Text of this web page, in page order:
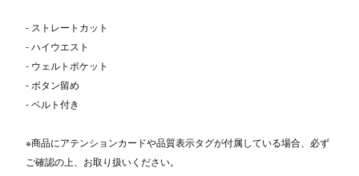
- ストレートカット
- ハイウエスト
- ウェルトポケット
- ボタン留め
- ベルト付き
※商品にアテンションカードや品質表示タグが付属している場合、必ず
ご確認の上、お取り扱いください。